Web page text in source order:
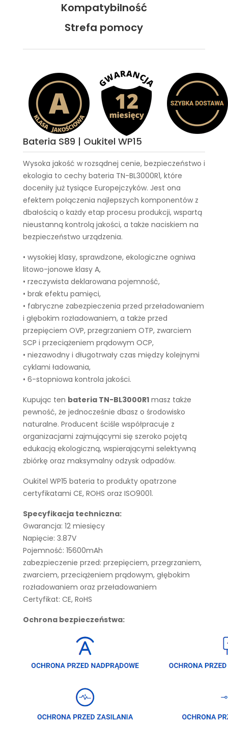
Kompatybilność
Strefa pomocy
Bateria S89 | Oukitel WP15
Wysoka jakość w rozsądnej cenie, bezpieczeństwo i
ekologia to cechy bateria TN-BL3000R1, które
doceniły już tysiące Europejczyków. Jest ona
efektem połączenia najlepszych komponentów z
dbałością o każdy etap procesu produkcji, wspartą
nieustanną kontrolą jakości, a także naciskiem na
bezpieczeństwo urządzenia.
• wysokiej klasy, sprawdzone, ekologiczne ogniwa
litowo-jonowe klasy A,
• rzeczywista deklarowana pojemność,
• brak efektu pamięci,
• fabryczne zabezpieczenia przed przeładowaniem
i głębokim rozładowaniem, a także przed
przepięciem OVP, przegrzaniem OTP, zwarciem
SCP i przeciążeniem prądowym OCP,
• niezawodny i długotrwały czas między kolejnymi
cyklami ładowania,
• 6-stopniowa kontrola jakości.
Kupując ten bateria TN-BL3000R1 masz także
pewność, że jednocześnie dbasz o środowisko
naturalne. Producent ściśle współpracuje z
organizacjami zajmującymi się szeroko pojętą
edukacją ekologiczną, wspierającymi selektywną
zbiórkę oraz maksymalny odzysk odpadów.
Oukitel WP15 bateria to produkty opatrzone
certyfikatami CE, ROHS oraz ISO9001.
Specyfikacja techniczna:
Gwarancja: 12 miesięcy
Napięcie: 3.87V
Pojemność: 15600mAh
zabezpieczenie przed: przepięciem, przegrzaniem,
zwarciem, przeciążeniem prądowym, głębokim
rozładowaniem oraz przeładowaniem
Certyfikat: CE, RoHS
Ochrona bezpieczeństwa: